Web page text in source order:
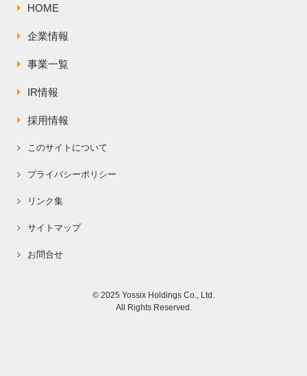
HOME
企業情報
事業一覧
IR情報
採用情報
このサイトについて
プライバシーポリシー
リンク集
サイトマップ
お問合せ
© 2025 Yossix Holdings Co., Ltd.
All Rights Reserved.